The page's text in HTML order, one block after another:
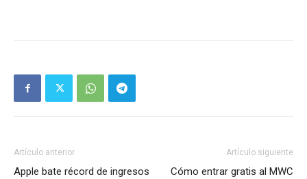
Artículo anterior
Apple bate récord de ingresos
Artículo siguiente
Cómo entrar gratis al MWC